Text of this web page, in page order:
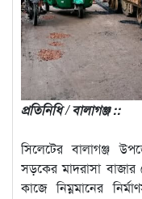
প্রতিনিধি / বালাগঞ্জ ::
সিলেটের বালাগঞ্জ
সড়কের মাদরাসা বাজার
কাজে নিম্নমানের